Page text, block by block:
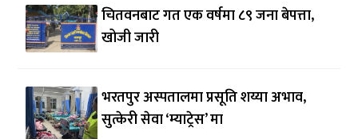
चितवनबाट गत एक वर्षमा ८९ जना बेपत्ता,
खोजी जारी
भरतपुर अस्पतालमा प्रसूति शय्या अभाव,
सुत्केरी सेवा ‘म्याट्रेस’ मा